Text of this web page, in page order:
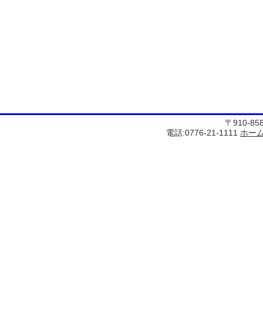
〒910-
電話:0776-21-1111 ホー